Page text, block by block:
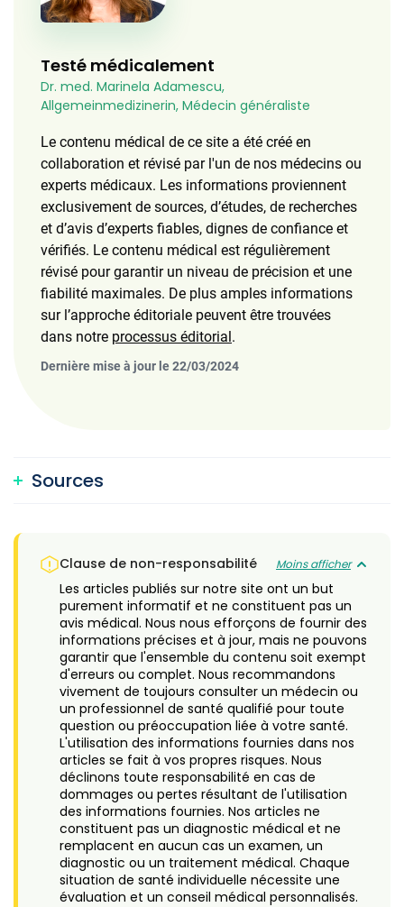
Testé médicalement
Dr. med. Marinela Adamescu,
Allgemeinmedizinerin, Médecin généraliste
Le contenu médical de ce site a été créé en
collaboration et révisé par l'un de nos médecins ou
experts médicaux. Les informations proviennent
exclusivement de sources, d’études, de recherches
et d’avis d’experts fiables, dignes de confiance et
vérifiés. Le contenu médical est régulièrement
révisé pour garantir un niveau de précision et une
fiabilité maximales. De plus amples informations
sur l’approche éditoriale peuvent être trouvées
dans notre processus éditorial.
Dernière mise à jour le 22/03/2024
Sources
Clause de non-responsabilité Moins afficher
Les articles publiés sur notre site ont un but
purement informatif et ne constituent pas un
avis médical. Nous nous efforçons de fournir des
informations précises et à jour, mais ne pouvons
garantir que l'ensemble du contenu soit exempt
d'erreurs ou complet. Nous recommandons
vivement de toujours consulter un médecin ou
un professionnel de santé qualifié pour toute
question ou préoccupation liée à votre santé.
L'utilisation des informations fournies dans nos
articles se fait à vos propres risques. Nous
déclinons toute responsabilité en cas de
dommages ou pertes résultant de l'utilisation
des informations fournies. Nos articles ne
constituent pas un diagnostic médical et ne
remplacent en aucun cas un examen, un
diagnostic ou un traitement médical. Chaque
situation de santé individuelle nécessite une
évaluation et un conseil médical personnalisés.